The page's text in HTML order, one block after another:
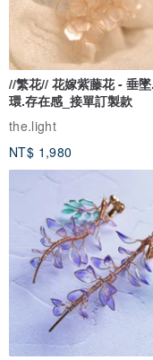
//繁花// 花嫁紫藤花 - 垂
環.存在感_接單訂製款
the.light
NT$ 1,980